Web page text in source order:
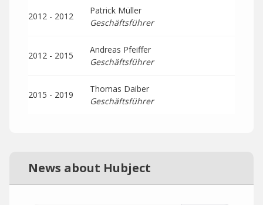
2012 - 2012
Patrick Müller
Geschäftsführer
2012 - 2015
Andreas Pfeiffer
Geschäftsführer
2015 - 2019
Thomas Daiber
Geschäftsführer
News about Hubject